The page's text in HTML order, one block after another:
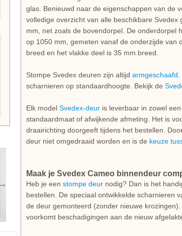
glas. Benieuwd naar de eigenschappen van de
volledige overzicht van alle beschikbare
mm, net zoals de bovendorpel. De onderdorpel
op 1050 mm, gemeten vanaf de onderzijde van
breed en het vlakke deel is 35 mm breed.
Stompe Svedex deuren zijn altijd armgeschaafd
scharnieren op standaardhoogte. Bekijk de
Elk model Svedex-deur is leverbaar in zowel
standaardmaat of afwijkende afmeting. Het is
draairichting doorgeeft tijdens het bestellen.
deur niet omgedraaid worden en is de keuze
Maak je Svedex Cameo binnendeur
Heb je een stompe deur nodig? Dan is het
bestellen. De speciaal ontwikkelde scharnieren
de deur gemonteerd (zonder nieuwe
voorkomt beschadigingen aan de nieuw